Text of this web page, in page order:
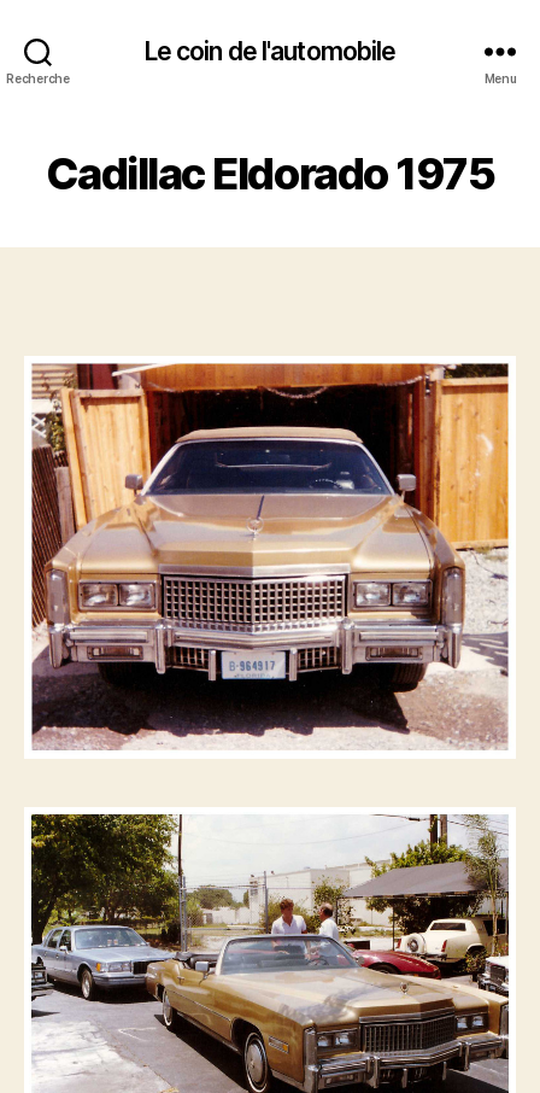
Recherche
Le coin de l'automobile
Menu
Cadillac Eldorado 1975